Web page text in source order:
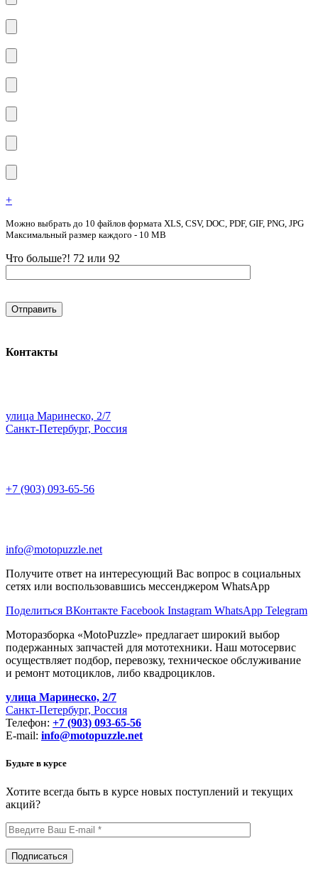
+
Можно выбрать до 10 файлов формата XLS, CSV, DOC, PDF, GIF, PNG, JPG
Максимальный размер каждого - 10 MB
Что больше?! 72 или 92
Контакты
улица Маринеско, 2/7
Санкт-Петербург, Россия
+7 (903) 093-65-56
info@motopuzzle.net
Получите ответ на интересующий Вас вопрос в социальных
сетях или воспользовавшись мессенджером WhatsApp
Поделиться ВКонтакте Facebook Instagram WhatsApp Telegram
Моторазборка «MotoPuzzle» предлагает широкий выбор
подержанных запчастей для мототехники. Наш мотосервис
осуществляет подбор, перевозку, техническое обслуживание
и ремонт мотоциклов, либо квадроциклов.
улица Маринеско, 2/7
Санкт-Петербург, Россия
Телефон: +7 (903) 093-65-56
E-mail: info@motopuzzle.net
Будьте в курсе
Хотите всегда быть в курсе новых поступлений и текущих
акций?